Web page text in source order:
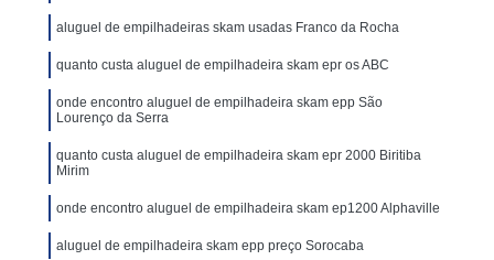
aluguel de empilhadeiras skam usadas Franco da Rocha
quanto custa aluguel de empilhadeira skam epr os ABC
onde encontro aluguel de empilhadeira skam epp São
Lourenço da Serra
quanto custa aluguel de empilhadeira skam epr 2000 Biritiba
Mirim
onde encontro aluguel de empilhadeira skam ep1200 Alphaville
aluguel de empilhadeira skam epp preço Sorocaba